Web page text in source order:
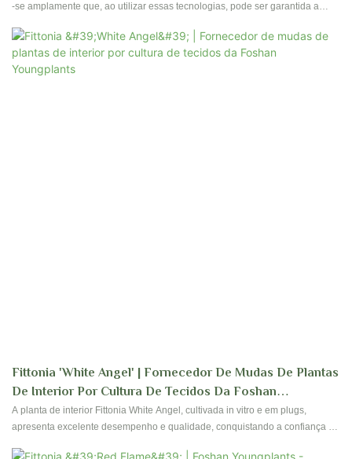
-se amplamente que, ao utilizar essas tecnologias, pode ser garantida a
jardinagem.
Fittonia 'White Angel' | Fornecedor De Mudas De Plantas
De Interior Por Cultura De Tecidos Da Foshan
Youngplants
A planta de interior Fittonia White Angel, cultivada in vitro e em plugs,
apresenta excelente desempenho e qualidade, conquistando a confiança e